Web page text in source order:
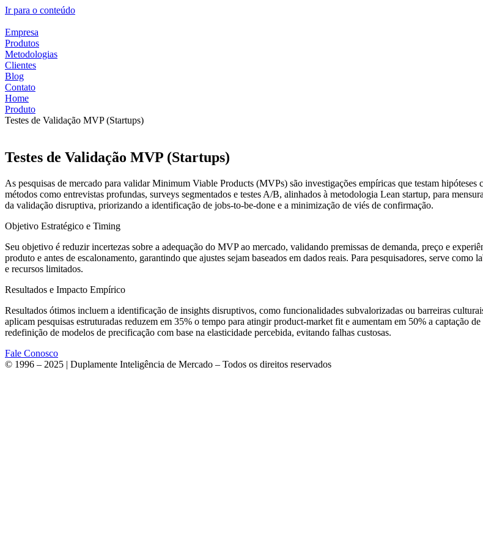
Ir para o conteúdo
Empresa
Produtos
Metodologias
Clientes
Blog
Contato
Home
Produto
Testes de Validação MVP (Startups)
Testes de Validação MVP (Startups)
As pesquisas de mercado para validar Minimum Viable Products (MVPs) são investigações empíricas que testam
métodos como entrevistas profundas, surveys segmentados e testes A/B, alinhados à metodologia Lean startup, para
da validação disruptiva, priorizando a identificação de jobs-to-be-done e a minimização de viés de confirmação.
Objetivo Estratégico e Timing
Seu objetivo é reduzir incertezas sobre a adequação do MVP ao mercado, validando premissas de demanda, preço e
produto e antes de escalonamento, garantindo que ajustes sejam baseados em dados reais. Para pesquisadores, serve
e recursos limitados.
Resultados e Impacto Empírico
Resultados ótimos incluem a identificação de insights disruptivos, como funcionalidades subvalorizadas ou barreiras
aplicam pesquisas estruturadas reduzem em 35% o tempo para atingir product-market fit e aumentam em 50% a captação
redefinição de modelos de precificação com base na elasticidade percebida, evitando falhas custosas.
Fale Conosco
© 1996 – 2025 | Duplamente Inteligência de Mercado – Todos os direitos reservados